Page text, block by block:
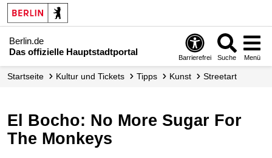
Berlin.de
Das offizielle Hauptstadtportal
Barrierefrei Suche Menü
Startseite Kultur und Tickets Tipps Kunst Streetart
El Bocho: No More Sugar For
The Monkeys